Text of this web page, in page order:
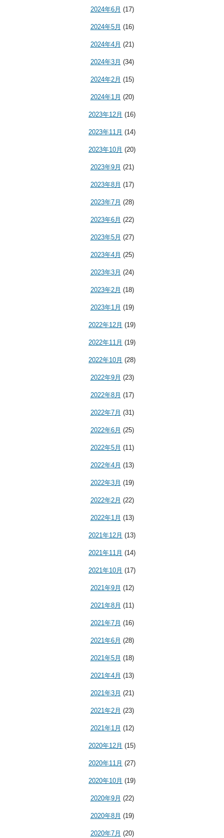
2024年6月 (17)
2024年5月 (16)
2024年4月 (21)
2024年3月 (34)
2024年2月 (15)
2024年1月 (20)
2023年12月 (16)
2023年11月 (14)
2023年10月 (20)
2023年9月 (21)
2023年8月 (17)
2023年7月 (28)
2023年6月 (22)
2023年5月 (27)
2023年4月 (25)
2023年3月 (24)
2023年2月 (18)
2023年1月 (19)
2022年12月 (19)
2022年11月 (19)
2022年10月 (28)
2022年9月 (23)
2022年8月 (17)
2022年7月 (31)
2022年6月 (25)
2022年5月 (11)
2022年4月 (13)
2022年3月 (19)
2022年2月 (22)
2022年1月 (13)
2021年12月 (13)
2021年11月 (14)
2021年10月 (17)
2021年9月 (12)
2021年8月 (11)
2021年7月 (16)
2021年6月 (28)
2021年5月 (18)
2021年4月 (13)
2021年3月 (21)
2021年2月 (23)
2021年1月 (12)
2020年12月 (15)
2020年11月 (27)
2020年10月 (19)
2020年9月 (22)
2020年8月 (19)
2020年7月 (20)